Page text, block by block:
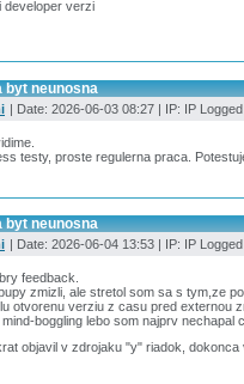
developer verzi
byt neunosna
| Date: 2026-06-03 08:27 | IP: IP Logged
testy, proste regulerna praca.
byt neunosna
| Date: 2026-06-04 13:53 | IP: IP Logged
feedback.
zmizli, ale stretol som sa s tym,ze
otvorenu verziu z casu pred externou
boggling lebo som najprv nechapal
objavil v zdrojaku "y" riadok, dokonca